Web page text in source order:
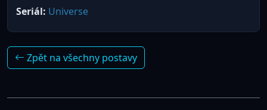
Seriál: Universe
Zpět na všechny postavy